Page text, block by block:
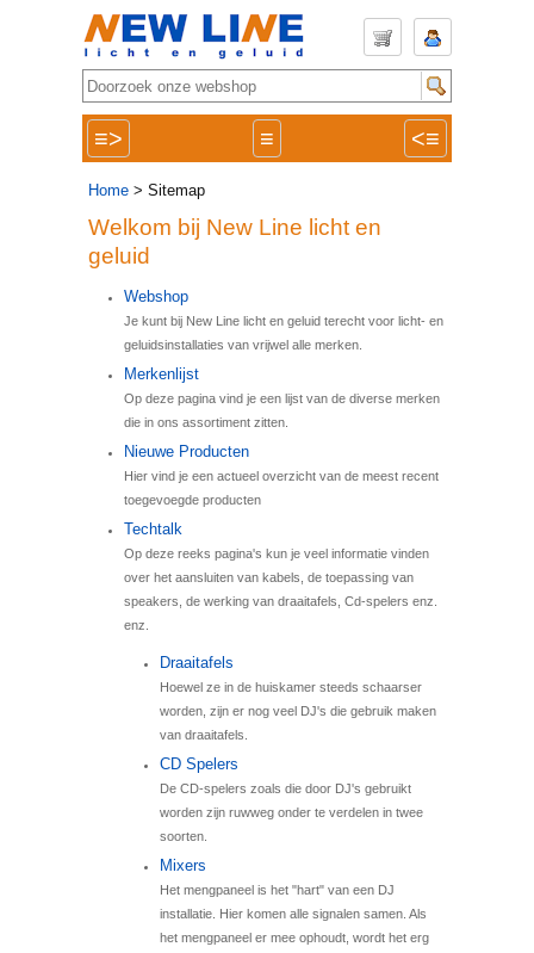
≡> ≡ <≡
Home > Sitemap
Welkom bij New Line licht en
geluid
Webshop
Je kunt bij New Line licht en geluid terecht voor licht- en
geluidsinstallaties van vrijwel alle merken.
Merkenlijst
Op deze pagina vind je een lijst van de diverse merken
die in ons assortiment zitten.
Nieuwe Producten
Hier vind je een actueel overzicht van de meest recent
toegevoegde producten
Techtalk
Op deze reeks pagina's kun je veel informatie vinden
over het aansluiten van kabels, de toepassing van
speakers, de werking van draaitafels, Cd-spelers enz.
enz.
Draaitafels
Hoewel ze in de huiskamer steeds schaarser
worden, zijn er nog veel DJ's die gebruik maken
van draaitafels.
CD Spelers
De CD-spelers zoals die door DJ's gebruikt
worden zijn ruwweg onder te verdelen in twee
soorten.
Mixers
Het mengpaneel is het "hart" van een DJ
installatie. Hier komen alle signalen samen. Als
het mengpaneel er mee ophoudt, wordt het erg